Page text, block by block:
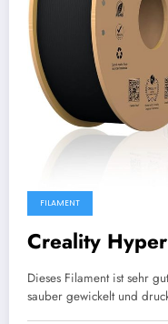
FILAMENT
Creality
Dieses Filament ist sehr
sauber gewickelt und